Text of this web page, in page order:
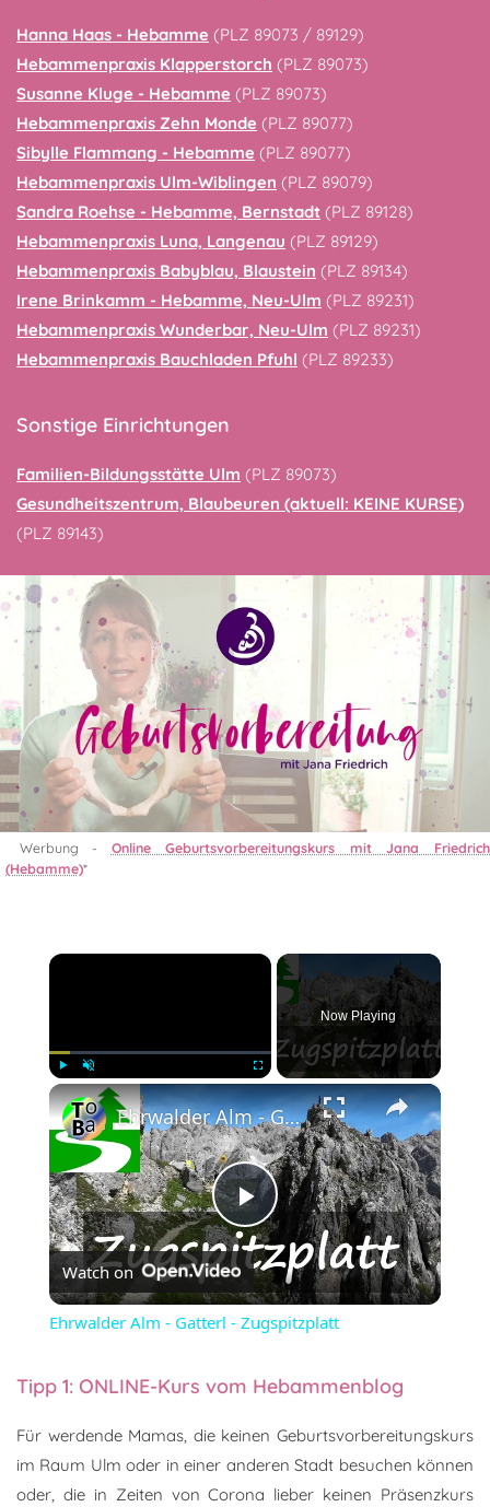
Hanna Haas - Hebamme (PLZ 89073 / 89129)
Hebammenpraxis Klapperstorch (PLZ 89073)
Susanne Kluge - Hebamme (PLZ 89073)
Hebammenpraxis Zehn Monde (PLZ 89077)
Sibylle Flammang - Hebamme (PLZ 89077)
Hebammenpraxis Ulm-Wiblingen (PLZ 89079)
Sandra Roehse - Hebamme, Bernstadt (PLZ 89128)
Hebammenpraxis Luna, Langenau (PLZ 89129)
Hebammenpraxis Babyblau, Blaustein (PLZ 89134)
Irene Brinkamm - Hebamme, Neu-Ulm (PLZ 89231)
Hebammenpraxis Wunderbar, Neu-Ulm (PLZ 89231)
Hebammenpraxis Bauchladen Pfuhl (PLZ 89233)
Sonstige Einrichtungen
Familien-Bildungsstätte Ulm (PLZ 89073)
Gesundheitszentrum, Blaubeuren (aktuell: KEINE KURSE)
(PLZ 89143)
Werbung - Online Geburtsvorbereitungskurs mit Jana Friedrich
(Hebamme)*
×
Unmute Fullscreen
Now Playing
×
Play
Video
Ehrwalder Alm - Gatterl - Zugspitzplatt
Watch on
Ehrwalder Alm - Gatterl - Zugspitzplatt
Tipp 1: ONLINE-Kurs vom Hebammenblog
Für werdende Mamas, die keinen Geburtsvorbereitungskurs
im Raum Ulm oder in einer anderen Stadt besuchen können
oder, die in Zeiten von Corona lieber keinen Präsenzkurs